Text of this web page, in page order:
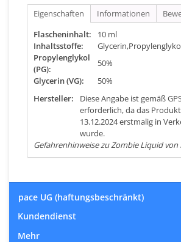
Eigenschaften Informationen
Flascheninhalt:
10 ml
Inhaltsstoffe:
Propylenglykol
(PG):
50%
Glycerin (VG):
50%
Hersteller:
Diese Angabe ist gemäß
erforderlich, da das
13.12.2024 erstmalig in
wurde.
Gefahrenhinweise zu Zombie Liquid von
pace UG (haftungsbeschränkt)
Kundendienst
Mehr